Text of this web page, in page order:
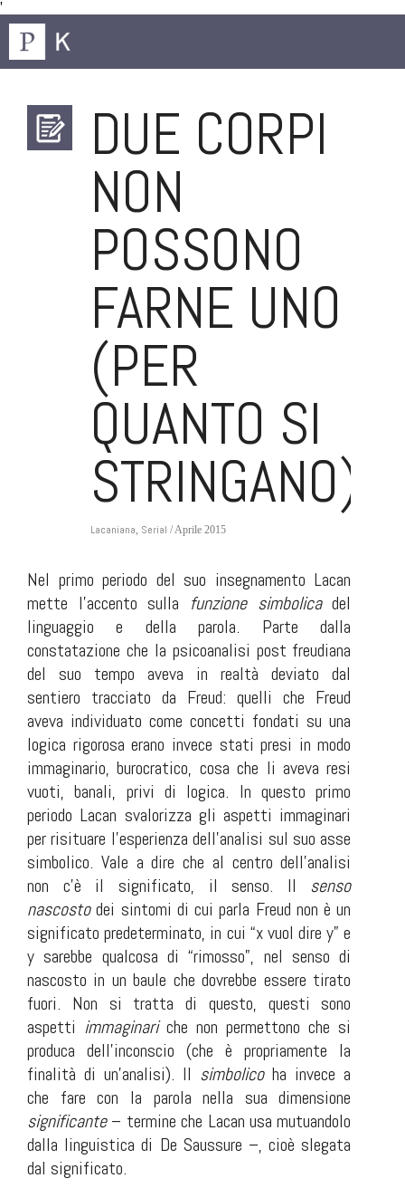
'
DUE CORPI
NON
POSSONO
FARNE UNO
(PER
QUANTO SI
STRINGANO)
Lacaniana, Serial / Aprile 2015
Nel primo periodo del suo insegnamento Lacan
mette l’accento sulla funzione simbolicadel
linguaggio e della parola. Parte dalla
constatazione che la psicoanalisi post freudiana
del suo tempo aveva in realtà deviato dal
sentiero tracciato da Freud: quelli che Freud
aveva individuato come concetti fondati su una
logica rigorosa erano invece stati presi in modo
immaginario, burocratico, cosa che li aveva resi
vuoti, banali, privi di logica. In questo primo
periodo Lacan svalorizza gli aspetti immaginari
per risituare l’esperienza dell’analisi sul suo asse
simbolico. Vale a dire che al centro dell’analisi
non c’è il significato, il senso. Il senso
nascostodei sintomi di cui parla Freud non è un
significato predeterminato, in cui “x vuol dire y” e
y sarebbe qualcosa di “rimosso”, nel senso di
nascosto in un baule che dovrebbe essere tirato
fuori. Non si tratta di questo, questi sono
aspetti immaginariche non permettono che si
produca dell’inconscio (che è propriamente la
finalità di un’analisi). Il simbolicoha invece a
che fare con la parola nella sua dimensione
significante– termine che Lacan usa mutuandolo
dalla linguistica di De Saussure –, cioè slegata
dal significato.